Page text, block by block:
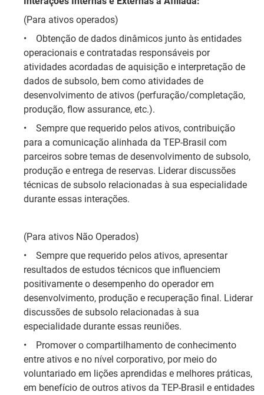
(Para ativos operados)
•
Obtenção de dados dinâmicos junto às entidades
operacionais e contratadas responsáveis por
atividades acordadas de aquisição e interpretação de
dados de subsolo, bem como atividades de
desenvolvimento de ativos (perfuração/completação,
produção, flow assurance, etc.).
•
Sempre que requerido pelos ativos, contribuição
para a comunicação alinhada da TEP-Brasil com
parceiros sobre temas de desenvolvimento de subsolo,
produção e entrega de reservas. Liderar discussões
técnicas de subsolo relacionadas à sua especialidade
durante essas interações.
(Para ativos Não Operados)
•
Sempre que requerido pelos ativos, apresentar
resultados de estudos técnicos que influenciem
positivamente o desempenho do operador em
desenvolvimento, produção e recuperação final. Liderar
discussões de subsolo relacionadas à sua
especialidade durante essas reuniões.
•
Promover o compartilhamento de conhecimento
entre ativos e no nível corporativo, por meio do
voluntariado em lições aprendidas e melhores práticas,
em benefício de outros ativos da TEP-Brasil e entidades